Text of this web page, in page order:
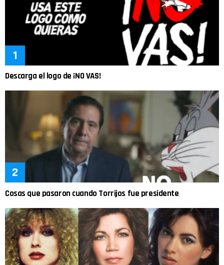
Descarga el logo de ¡NO VAS!
Cosas que pasaron cuando Torrijos fue presidente